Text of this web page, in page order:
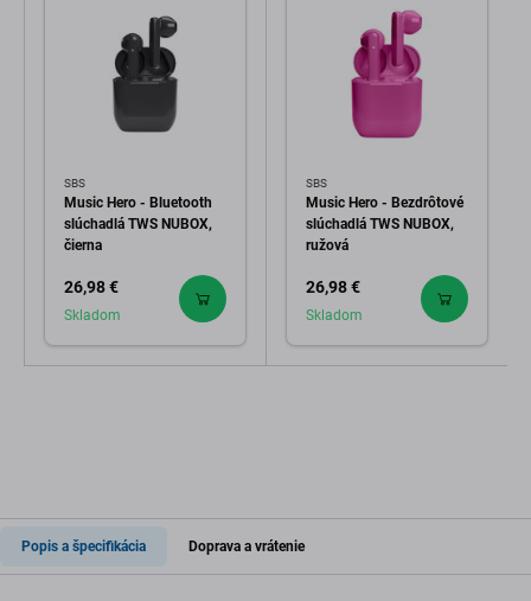
SBS
Music Hero - Bluetooth
slúchadlá TWS NUBOX,
čierna
26,98 €
Skladom
SBS
Music Hero - Bezdrôtové
slúchadlá TWS NUBOX,
ružová
26,98 €
Skladom
Popis a špecifikácia Doprava a vrátenie